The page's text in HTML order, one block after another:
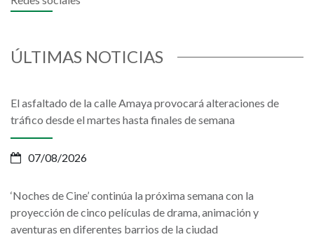
ÚLTIMAS NOTICIAS
El asfaltado de la calle Amaya provocará alteraciones de
tráfico desde el martes hasta finales de semana
07/08/2026
‘Noches de Cine’ continúa la próxima semana con la
proyección de cinco películas de drama, animación y
aventuras en diferentes barrios de la ciudad